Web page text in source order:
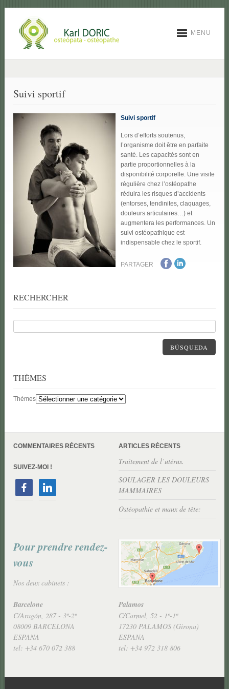
MENU
Suivi sportif
Suivi sportif
Lors d’efforts soutenus,
l’organisme doit être en parfaite
santé. Les capacités sont en
partie proportionnelles à la
disponibilité corporelle. Une visite
régulière chez l’ostéopathe
réduira les risques d’accidents
(entorses, tendinites, claquages,
douleurs articulaires…) et
augmentera les performances. Un
suivi ostéopathique est
indispensable chez le sportif.
PARTAGER
RECHERCHER
BÚSQUEDA
THÈMES
Thèmes
COMMENTAIRES RÉCENTS
SUIVEZ-MOI !
ARTICLES RÉCENTS
Traitement de l’utérus.
SOULAGER LES DOULEURS
MAMMAIRES
Ostéopathie et maux de tête:
Pour prendre rendez-
vous
Nos deux cabinets :
Barcelone
C/Aragón, 287 - 3º-2ª
08009 BARCELONA
ESPANA
tel: +34 670 072 388
Palamos
C/Carmel, 52 - 1º-1ª
17230 PALAMOS (Girona)
ESPANA
tel: +34 972 318 806